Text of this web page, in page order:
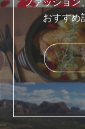
おすすめ